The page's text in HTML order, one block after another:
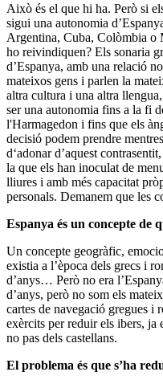
Això és el que hi ha. Però si
sigui una autonomia
Argentina, Cuba, Colòmbia o
ho reivindiquen? Els sonaria
d’Espanya, amb una relació
mateixos gens i parlen la
altra cultura i una altra
ser una autonomia fins a la fi
l'Harmagedon i fins que els
decisió podem prendre
d‘adonar d’aquest
la que els han inoculat de
lliures i amb més capacitat
personals. Demanem que les
Espanya és un concepte de
Un concepte geogràfic,
existia a l’època dels grecs i
d’anys… Però no era
d’anys, però no som els
cartes de navegació gregues i
exèrcits per reduir els ibers, ja
no pas dels castellans.
El problema és que s’ha